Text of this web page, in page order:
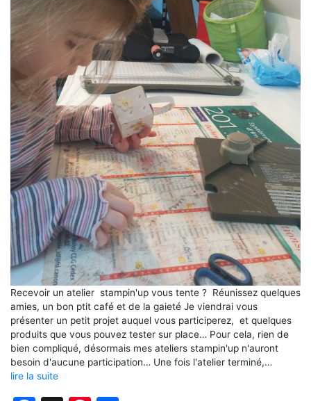
Recevoir un atelier stampin'up vous tente ? Réunissez quelques
amies, un bon ptit café et de la gaieté Je viendrai vous
présenter un petit projet auquel vous participerez, et quelques
produits que vous pouvez tester sur place… Pour cela, rien de
bien compliqué, désormais mes ateliers stampin'up n'auront
besoin d'aucune participation… Une fois l'atelier terminé,…
lire la suite